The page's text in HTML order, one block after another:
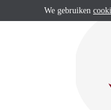
We gebruiken